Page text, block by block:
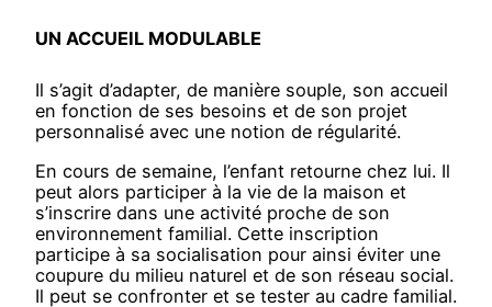
UN ACCUEIL MODULABLE
Il s’agit d’adapter, de manière souple, son accueil
en fonction de ses besoins et de son projet
personnalisé avec une notion de régularité.
En cours de semaine, l’enfant retourne chez lui. Il
peut alors participer à la vie de la maison et
s’inscrire dans une activité proche de son
environnement familial. Cette inscription
participe à sa socialisation pour ainsi éviter une
coupure du milieu naturel et de son réseau social.
Il peut se confronter et se tester au cadre familial.